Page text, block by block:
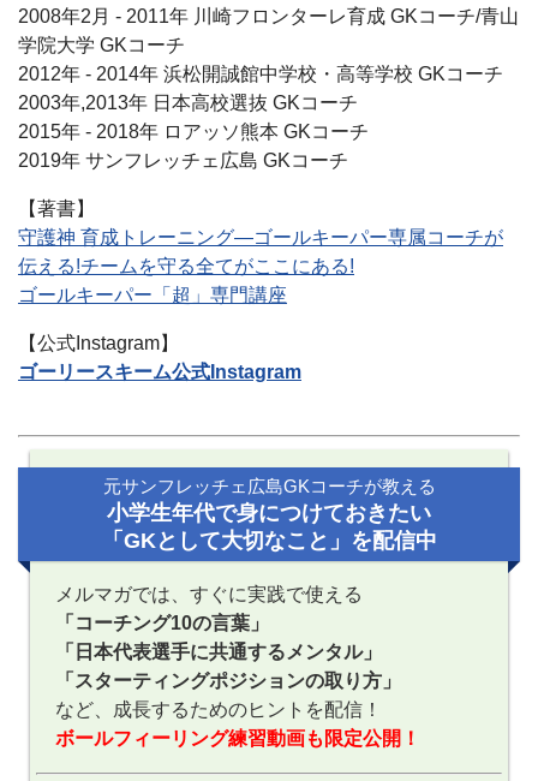
2008年2月 - 2011年 川崎フロンターレ育成 GKコーチ/青山
学院大学 GKコーチ
2012年 - 2014年 浜松開誠館中学校・高等学校 GKコーチ
2003年,2013年 日本高校選抜 GKコーチ
2015年 - 2018年 ロアッソ熊本 GKコーチ
2019年 サンフレッチェ広島 GKコーチ
【著書】
守護神 育成トレーニング―ゴールキーパー専属コーチが
伝える!チームを守る全てがここにある!
ゴールキーパー「超」専門講座
【公式Instagram】
ゴーリースキーム公式Instagram
元サンフレッチェ広島GKコーチが教える
小学生年代で身につけておきたい
「GKとして大切なこと」を配信中
メルマガでは、すぐに実践で使える
「コーチング10の言葉」
「日本代表選手に共通するメンタル」
「スターティングポジションの取り方」
など、成長するためのヒントを配信！
ボールフィーリング練習動画も限定公開！